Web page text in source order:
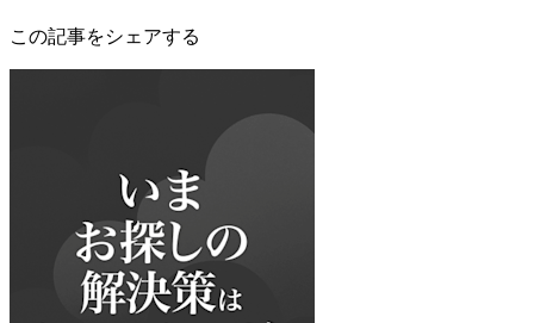
この記事をシェアする